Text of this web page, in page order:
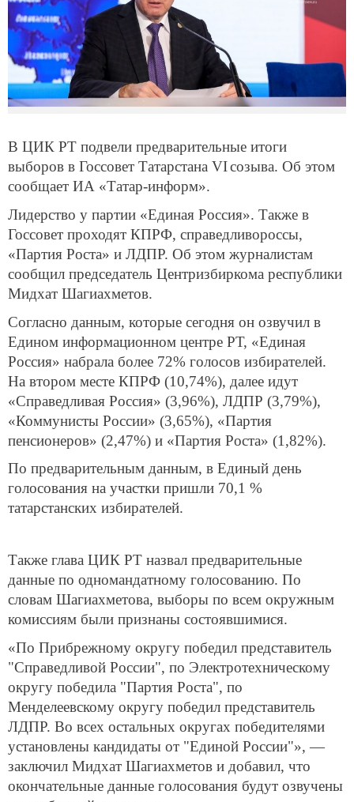
В ЦИК РТ подвели предварительные итоги
выборов в Госсовет Татарстана VIсозыва. Об этом
сообщает ИА «Татар-информ».
Лидерство у партии «Единая Россия». Также в
Госсовет проходят КПРФ, справедливороссы,
«Партия Роста» и ЛДПР. Об этом журналистам
сообщил председатель Центризбиркома республики
Мидхат Шагиахметов.
Согласно данным, которые сегодня он озвучил в
Едином информационном центре РТ, «Единая
Россия» набрала более 72% голосов избирателей.
На втором месте КПРФ (10,74%), далее идут
«Справедливая Россия» (3,96%), ЛДПР (3,79%),
«Коммунисты России» (3,65%), «Партия
пенсионеров» (2,47%) и «Партия Роста» (1,82%).
По предварительным данным, в Единый день
голосования на участки пришли 70,1 %
татарстанских избирателей.
Также глава ЦИК РТ назвал предварительные
данные по одномандатному голосованию. По
словам Шагиахметова, выборы по всем окружным
комиссиям были признаны состоявшимися.
«По Прибрежному округу победил представитель
"Справедливой России", по Электротехническому
округу победила "Партия Роста", по
Менделеевскому округу победил представитель
ЛДПР. Во всех остальных округах победителями
установлены кандидаты от "Единой России"», —
заключил Мидхат Шагиахметов и добавил, что
окончательные данные голосования будут озвучены